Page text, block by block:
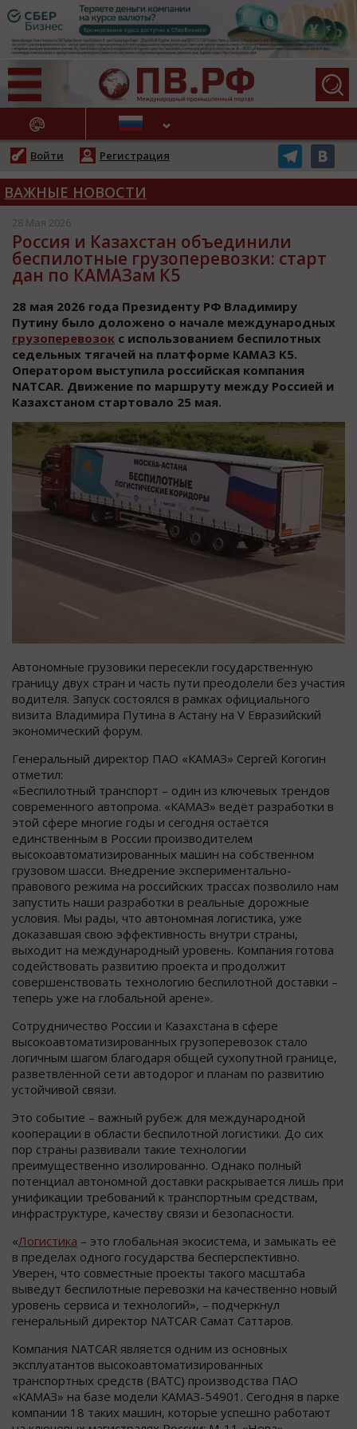
НОВОСТИ
Войти Регистрация
ВАЖНЫЕ НОВОСТИ
28 Мая 2026
Россия и Казахстан объединили
беспилотные грузоперевозки: старт
дан по КАМАЗам К5
28 мая 2026 года Президенту РФ Владимиру
Путину было доложено о начале международных
грузоперевозок с использованием беспилотных
седельных тягачей на платформе КАМАЗ К5.
Оператором выступила российская компания
NATCAR. Движение по маршруту между Россией и
Казахстаном стартовало 25 мая.
Автономные грузовики пересекли государственную
границу двух стран и часть пути преодолели без участия
водителя. Запуск состоялся в рамках официального
визита Владимира Путина в Астану на V Евразийский
экономический форум.
Генеральный директор ПАО «КАМАЗ» Сергей Когогин
отметил:
«Беспилотный транспорт – один из ключевых трендов
современного автопрома. «КАМАЗ» ведёт разработки в
этой сфере многие годы и сегодня остаётся
единственным в России производителем
высокоавтоматизированных машин на собственном
грузовом шасси. Внедрение экспериментально-
правового режима на российских трассах позволило нам
запустить наши разработки в реальные дорожные
условия. Мы рады, что автономная логистика, уже
доказавшая свою эффективность внутри страны,
выходит на международный уровень. Компания готова
содействовать развитию проекта и продолжит
совершенствовать технологию беспилотной доставки –
теперь уже на глобальной арене».
Сотрудничество России и Казахстана в сфере
высокоавтоматизированных грузоперевозок стало
логичным шагом благодаря общей сухопутной границе,
разветвлённой сети автодорог и планам по развитию
устойчивой связи.
Это событие – важный рубеж для международной
кооперации в области беспилотной логистики. До сих
пор страны развивали такие технологии
преимущественно изолированно. Однако полный
потенциал автономной доставки раскрывается лишь при
унификации требований к транспортным средствам,
инфраструктуре, качеству связи и безопасности.
«Логистика – это глобальная экосистема, и замыкать её
в пределах одного государства бесперспективно.
Уверен, что совместные проекты такого масштаба
выведут беспилотные перевозки на качественно новый
уровень сервиса и технологий», – подчеркнул
генеральный директор NATCAR Самат Саттаров.
Компания NATCAR является одним из основных
эксплуатантов высокоавтоматизированных
транспортных средств (ВАТС) производства ПАО
«КАМАЗ» на базе модели КАМАЗ-54901. Сегодня в парке
компании 18 таких машин, которые успешно работают